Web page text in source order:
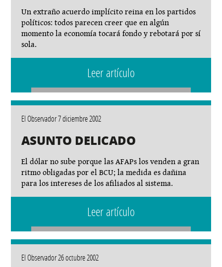
Un extraño acuerdo implícito reina en los partidos
políticos: todos parecen creer que en algún
momento la economía tocará fondo y rebotará por sí
sola.
Leer artículo
El Observador 7 diciembre 2002
ASUNTO DELICADO
El dólar no sube porque las AFAPs los venden a gran
ritmo obligadas por el BCU; la medida es dañina
para los intereses de los afiliados al sistema.
Leer artículo
El Observador 26 octubre 2002